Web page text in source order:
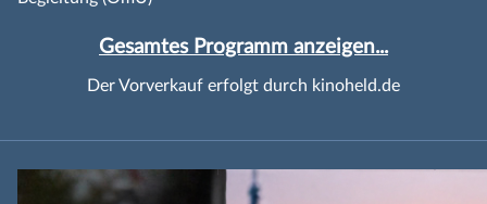
Gesamtes Programm anzeigen...
Der Vorverkauf erfolgt durch kinoheld.de